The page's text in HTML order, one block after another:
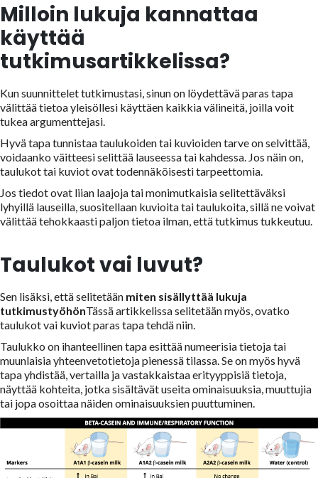
Milloin lukuja kannattaa
käyttää
tutkimusartikkelissa?
Kun suunnittelet tutkimustasi, sinun on löydettävä paras tapa
välittää tietoa yleisöllesi käyttäen kaikkia välineitä, joilla voit
tukea argumenttejasi.
Hyvä tapa tunnistaa taulukoiden tai kuvioiden tarve on selvittää,
voidaanko väitteesi selittää lauseessa tai kahdessa. Jos näin on,
taulukot tai kuviot ovat todennäköisesti tarpeettomia.
Jos tiedot ovat liian laajoja tai monimutkaisia selitettäväksi
lyhyillä lauseilla, suositellaan kuvioita tai taulukoita, sillä ne voivat
välittää tehokkaasti paljon tietoa ilman, että tutkimus tukkeutuu.
Taulukot vai luvut?
Sen lisäksi, että selitetään miten sisällyttää lukuja
tutkimustyöhönTässä artikkelissa selitetään myös, ovatko
taulukot vai kuviot paras tapa tehdä niin.
Taulukko on ihanteellinen tapa esittää numeerisia tietoja tai
muunlaisia yhteenvetotietoja pienessä tilassa. Se on myös hyvä
tapa yhdistää, vertailla ja vastakkaistaa erityyppisiä tietoja,
näyttää kohteita, jotka sisältävät useita ominaisuuksia, muuttujia
tai jopa osoittaa näiden ominaisuuksien puuttuminen.